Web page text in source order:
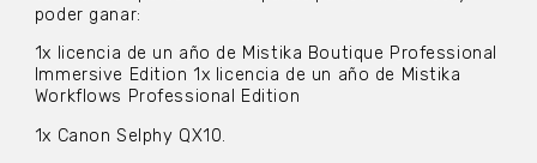
poder ganar:
1x licencia de un año de Mistika Boutique Professional
Immersive Edition 1x licencia de un año de Mistika
Workflows Professional Edition
1x Canon Selphy QX10.